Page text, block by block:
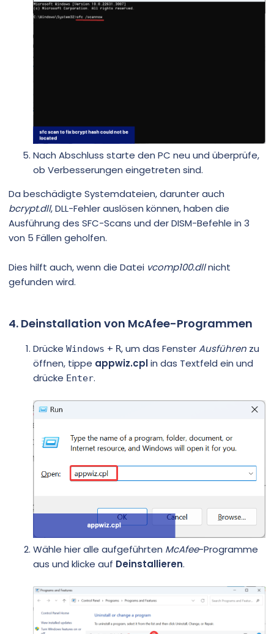
Nach Abschluss starte den PC neu und überprüfe,
ob Verbesserungen eingetreten sind.
Da beschädigte Systemdateien, darunter auch
bcrypt.dll, DLL-Fehler auslösen können, haben die
Ausführung des SFC-Scans und der DISM-Befehle in 3
von 5 Fällen geholfen.
Dies hilft auch, wenn die Datei vcomp100.dllnicht
gefunden wird.
4. Deinstallation von McAfee-Programmen
Drücke Windows + R, um das FensterAusführen zu
öffnen, tippe appwiz.cplin das Textfeld ein und
drücke Enter.
Wähle hier alle aufgeführten McAfee-Programme
aus und klicke auf Deinstallieren.